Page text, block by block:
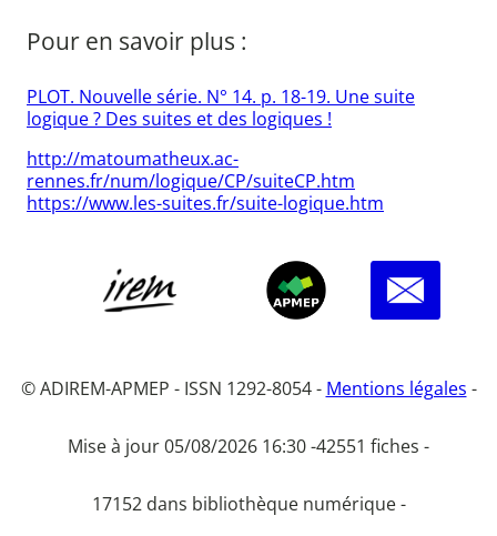
Pour en savoir plus :
PLOT. Nouvelle série. N° 14. p. 18-19. Une suite
logique ? Des suites et des logiques !
http://matoumatheux.ac-
rennes.fr/num/logique/CP/suiteCP.htm
https://www.les-suites.fr/suite-logique.htm
© ADIREM-APMEP - ISSN 1292-8054 - Mentions légales -
Mise à jour 05/08/2026 16:30 -42551 fiches -
17152 dans bibliothèque numérique -